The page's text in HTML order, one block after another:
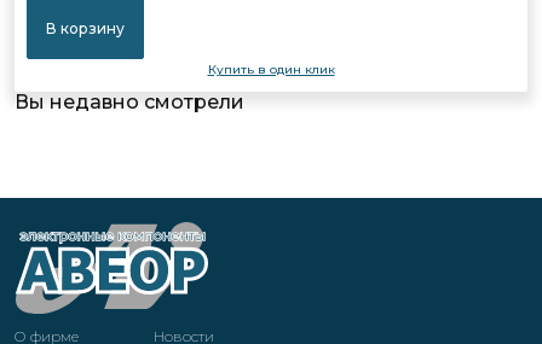
В корзину
Купить в один клик
Вы недавно смотрели
О фирме
Новости